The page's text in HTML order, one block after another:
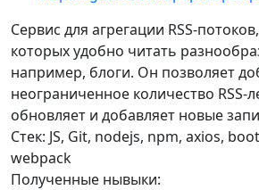
Сервис для агрегации RSS-
которых удобно читать
например, блоги. Он позволяет
неограниченное количество RSS-
обновляет и добавляет новые
Стек: JS, Git, nodejs, npm, axios,
webpack
Полученные нывыки: